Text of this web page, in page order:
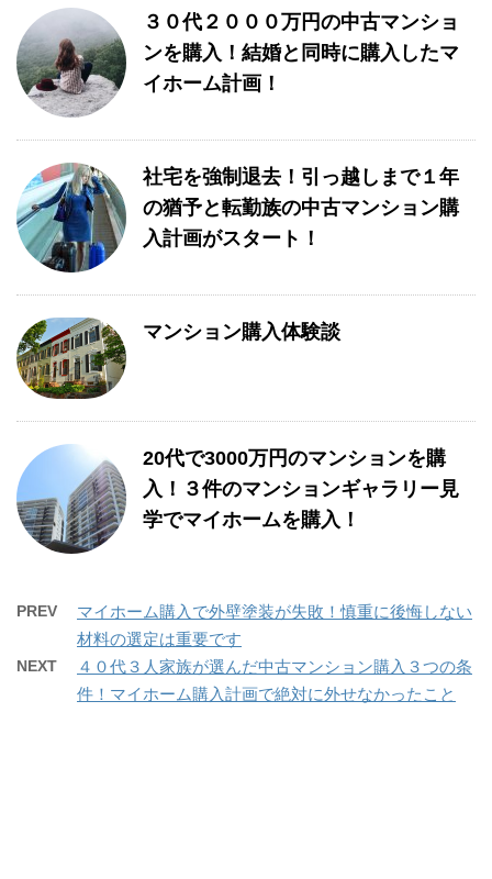
３０代２０００万円の中古マンショ
ンを購入！結婚と同時に購入したマ
イホーム計画！
社宅を強制退去！引っ越しまで１年
の猶予と転勤族の中古マンション購
入計画がスタート！
マンション購入体験談
20代で3000万円のマンションを購
入！３件のマンションギャラリー見
学でマイホームを購入！
PREV
マイホーム購入で外壁塗装が失敗！慎重に後悔しない
材料の選定は重要です
NEXT
４０代３人家族が選んだ中古マンション購入３つの条
件！マイホーム購入計画で絶対に外せなかったこと